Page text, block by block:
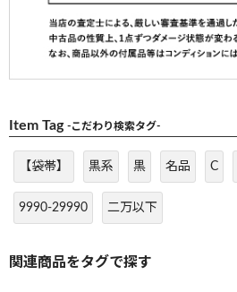
Item Tag -こだわり検索タグ-
【袋帯】 黒系 黒 名品 C
9990-29990 二万以下